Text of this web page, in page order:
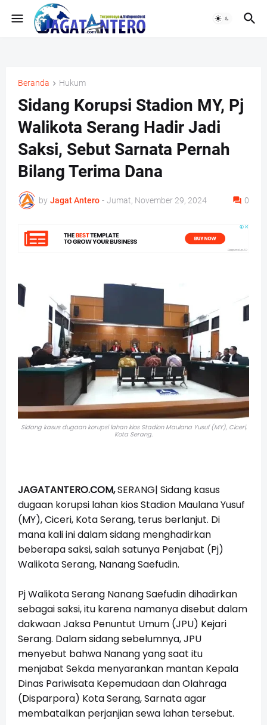
Beranda Hukum
Sidang Korupsi Stadion MY, Pj
Walikota Serang Hadir Jadi
Saksi, Sebut Sarnata Pernah
Bilang Terima Dana
by Jagat Antero - Jumat, November 29, 2024 0
Sidang kasus dugaan korupsi lahan kios Stadion Maulana Yusuf (MY), Ciceri,
Kota Serang.
JAGATANTERO.COM,SERANG| Sidang kasus
dugaan korupsi lahan kios Stadion Maulana Yusuf
(MY), Ciceri, Kota Serang, terus berlanjut. Di
mana kali ini dalam sidang menghadirkan
beberapa saksi, salah satunya Penjabat (Pj)
Walikota Serang, Nanang Saefudin.
Pj Walikota Serang Nanang Saefudin dihadirkan
sebagai saksi, itu karena namanya disebut dalam
dakwaan Jaksa Penuntut Umum (JPU) Kejari
Serang. Dalam sidang sebelumnya, JPU
menyebut bahwa Nanang yang saat itu
menjabat Sekda menyarankan mantan Kepala
Dinas Pariwisata Kepemudaan dan Olahraga
(Disparpora) Kota Serang, Sarnata agar
membatalkan perjanjian sewa lahan tersebut.